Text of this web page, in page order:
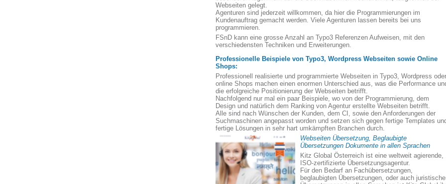
Webseiten gelegt.
Agenturen sind jederzeit willkommen, da hier die Programmierungen im
Kundenauftrag gemacht werden. Viele Agenturen lassen bereits bei uns
programmieren.
FSnD kann eine grosse Anzahl an Typo3 Referenzen Aufweisen, mit den
verschiedensten Techniken und Erweiterungen.
Professionelle Beispiele von Typo3, Wordpress Webseiten sowie Online
Shops:
Professionell realisierte und programmierte Webseiten in Typo3, Wordpress oder
online Shops machen einen enormen Unterschied aus, was die Performance
die erfolgreiche Positionierung der Webseiten betrifft.
Nachfolgend nur mal ein paar Beispiele, wo von der Programmierung, dem
Design und natürlich dem Ranking von Agentur erstellte Webseiten betrifft.
Alle sind nach Wünschen der Kunden, dem CI, sowie den Anforderungen der
Suchmaschinen angepasst worden und setzen sich gegen fertige Templates
fertige Lösungen in sehr hart umkämpften Branchen durch.
Webseiten Übersetzung, Beglaubigte
Übersetzungen Dokumente in allen Sprachen
Kitz Global Österreich ist eine weltweit agierende,
ISO-zertifizierte Übersetzungsagentur.
Für den Bedarf an Fachübersetzungen,
beglaubigten Übersetzungen, oder auch